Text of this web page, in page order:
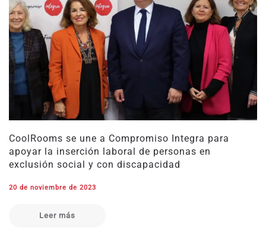
CoolRooms se une a Compromiso Integra para
apoyar la inserción laboral de personas en
exclusión social y con discapacidad
20 de noviembre de 2023
Leer más